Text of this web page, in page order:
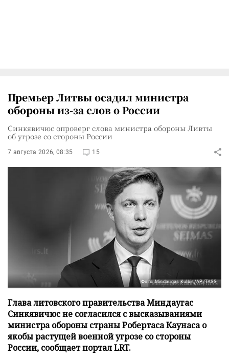
Премьер Литвы осадил министра
обороны из-за слов о России
Синкявичюс опроверг слова министра обороны Ливты
об угрозе со стороны России
7 августа 2026, 08:35 15
Фото: Mindaugas Kulbis/AP/TASS
Глава литовского правительства Миндаугас
Синкявичюс не согласился с высказываниями
министра обороны страны Робертаса Каунаса о
якобы растущей военной угрозе со стороны
России, сообщает портал LRT.